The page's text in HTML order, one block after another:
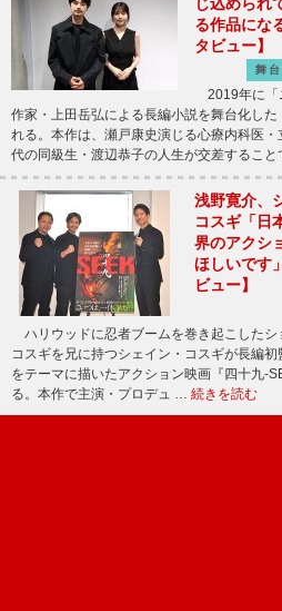
る作品にな
タビュー】
舞
2019年に「
作家・上田岳弘による長編小説を舞台化し
れる。本作は、瀬戸康史演じる心療内科医
代の同級生・渡辺恭子の人生が交差するこ
浅野寛介、
コスギ「日
界のアクシ
ほしいです
ビュー】
ハリウッドに忍者ブームを巻き起こしたシ
コスギを兄に持つシェイン・コスギが長編
をテーマに描いたアクション映画『四十九-
る。本作で主演・プロデュ … 続きを読む